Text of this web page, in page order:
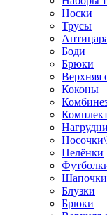
Носки
Трусы
Боди
Брюки
Верхняя
Коконы
Пелёнки
Шапочки
Блузки
Брюки